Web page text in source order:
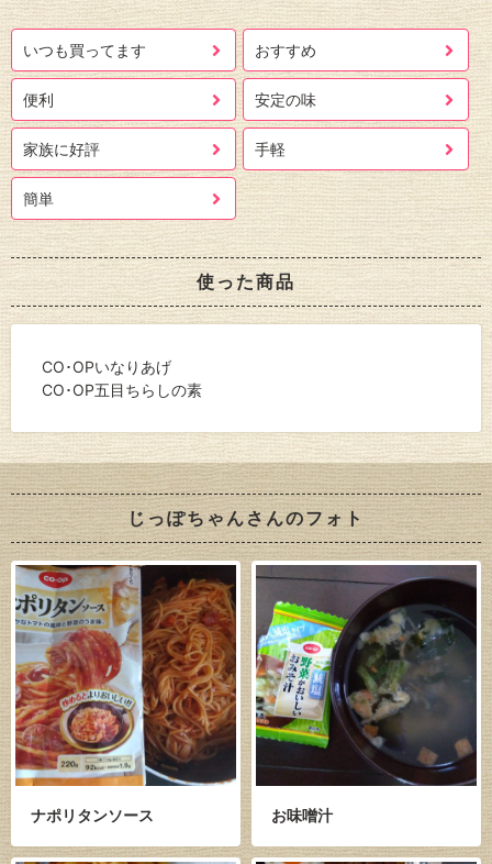
いつも買ってます おすすめ
便利 安定の味
家族に好評 手軽
簡単
使った商品
CO･OPいなりあげ
CO･OP五目ちらしの素
じっぽちゃんさんのフォト
ナポリタンソース お味噌汁